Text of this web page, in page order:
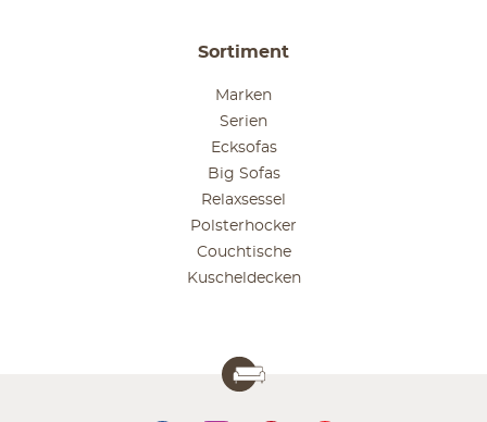
Sortiment
Marken
Serien
Ecksofas
Big Sofas
Relaxsessel
Polsterhocker
Couchtische
Kuscheldecken